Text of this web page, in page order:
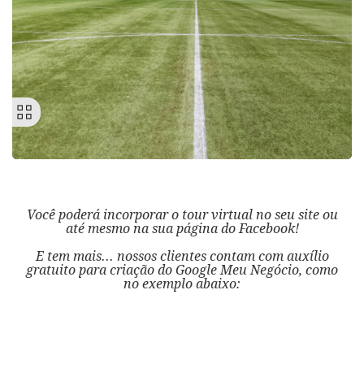
Você poderá incorporar o tour virtual no seu site ou
até mesmo na sua página do Facebook!
E tem mais... nossos clientes contam com auxílio
gratuito para criação do Google Meu Negócio, como
no exemplo abaixo: